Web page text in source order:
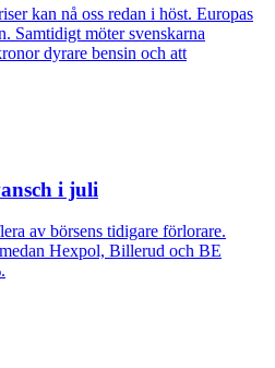
kan nå oss redan i höst. Europas
Samtidigt möter svenskarna
dyrare bensin och att
i juli
av börsens tidigare förlorare.
Hexpol, Billerud och BE